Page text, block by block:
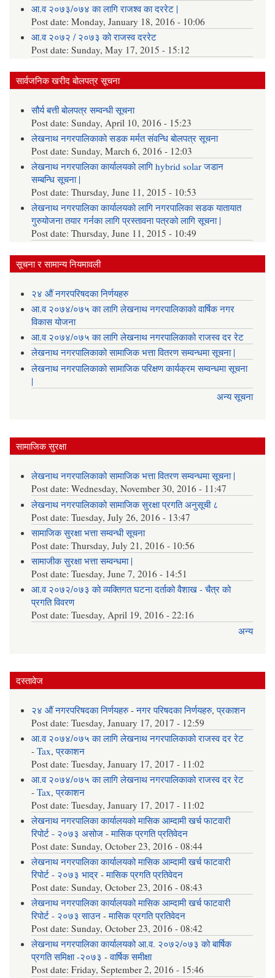
आ.व २०७३/०७४ का लागि राजश्व का दररेट |
Post date:Monday, January 18, 2016 - 10:06
आ.व २०७२ / २०७३ को राजस्व दररेट
Post date:Sunday, May 17, 2015 - 15:12
सार्वजनिक खरीद बोलपत्र सूचना
सौर्य बत्ती बोलपत्र सम्वन्धी सूचना
Post date:Sunday, April 10, 2016 - 15:23
लेखनाथ नगरपालिकाको सडक मर्मत संवन्धि बोलपत्र सूचना
Post date:Sunday, March 6, 2016 - 12:03
लेखनाथ नगरपालिका कार्यालयको लागि hybrid solar जडान
सम्बन्धि सूचना |
Post date:Thursday, June 11, 2015 - 10:53
लेखनाथ नगरपालिका कार्यालयको लागि नगरपालिका सडक यातायात
गुरुयोजना तयार गर्नका लागि प्रस्तावना पत्रको लागि सूचना |
Post date:Thursday, June 11, 2015 - 10:49
सूचना र सामान्य नियमावली
२४ औं नगरपरिषदका निर्णयहरु
आ.व २०७४/०७५ का लागि लेखनाथ नगरपालिकाको वार्षिक नगर
विकास योजना
आ.व २०७४/०७५ का लागि लेखनाथ नगरपालिकाको राजस्व दर रेट
लेखनाथ नगरपालिकाको सामाजिक भत्ता वितरण सम्वन्धमा सूचना |
लेखनाथ नगरपालिकाको सामाजिक परिक्षण कार्यक्रम सम्वन्धमा सूचना
|
अन्य सूचना
सामाजिक सुरक्षा
लेखनाथ नगरपालिकाको सामाजिक भत्ता वितरण सम्वन्धमा सूचना |
Post date:Wednesday, November 30, 2016 - 11:47
लेखनाथ नगरपालिकाको सामाजिक सुरक्षा प्रगति अनुसूची ८
Post date:Tuesday, July 26, 2016 - 13:47
सामाजिक सुरक्षा भत्ता सम्वन्धी सूचना
Post date:Thursday, July 21, 2016 - 10:56
सामाजीक सुरक्षा भत्ता सम्वन्धमा |
Post date:Tuesday, June 7, 2016 - 14:51
आ.व २०७२/०७३ को व्यक्तिगत घटना दर्ताको वैशाख - चैत्र को
प्रगति विवरण
Post date:Tuesday, April 19, 2016 - 22:16
अन्य
दस्तावेज
२४ औं नगरपरिषदका निर्णयहरु-नगर परिषदका निर्णयहरु,प्रकाशन
Post date:Tuesday, January 17, 2017 - 12:59
आ.व २०७४/०७५ का लागि लेखनाथ नगरपालिकाको राजस्व दर रेट
-Tax,प्रकाशन
Post date:Tuesday, January 17, 2017 - 11:02
आ.व २०७४/०७५ का लागि लेखनाथ नगरपालिकाको राजस्व दर रेट
-Tax,प्रकाशन
Post date:Tuesday, January 17, 2017 - 11:02
लेखनाथ नगरपालिका कार्यालयको मासिक आम्दामी खर्च फाटवारी
रिपोर्ट - २०७३ असोज -मासिक प्रगति प्रतिवेदन
Post date:Sunday, October 23, 2016 - 08:44
लेखनाथ नगरपालिका कार्यालयको मासिक आम्दामी खर्च फाटवारी
रिपोर्ट - २०७३ भाद्र-मासिक प्रगति प्रतिवेदन
Post date:Sunday, October 23, 2016 - 08:43
लेखनाथ नगरपालिका कार्यालयको मासिक आम्दामी खर्च फाटवारी
रिपोर्ट - २०७३ साउन-मासिक प्रगति प्रतिवेदन
Post date:Sunday, October 23, 2016 - 08:42
लेखनाथ नगरपालिका कार्यालयको आ.व. २०७२/०७३ को बार्षिक
प्रगति समिक्षा -२०७३-वार्षिक समीक्षा
Post date:Friday, September 2, 2016 - 15:46